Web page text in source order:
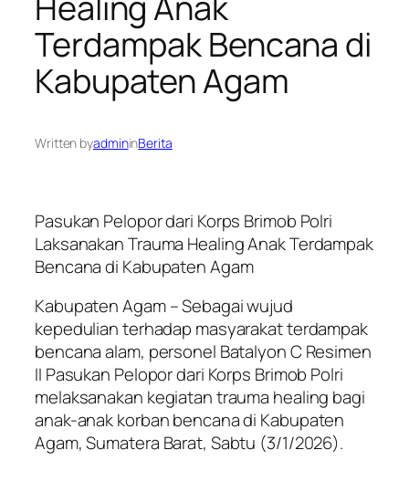
Terdampak Bencana di
Kabupaten Agam
Written byadmininBerita
Pasukan Pelopor dari Korps Brimob Polri
Laksanakan Trauma Healing Anak Terdampak
Bencana di Kabupaten Agam
Kabupaten Agam – Sebagai wujud
kepedulian terhadap masyarakat terdampak
bencana alam, personel Batalyon C Resimen
II Pasukan Pelopor dari Korps Brimob Polri
melaksanakan kegiatan trauma healing bagi
anak-anak korban bencana di Kabupaten
Agam, Sumatera Barat, Sabtu (3/1/2026).